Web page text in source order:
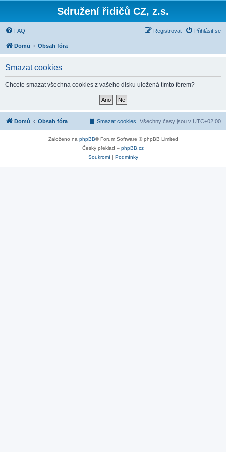
Sdružení řidičů CZ, z.s.
FAQ Přihlásit se
Registrovat
Domů Obsah fóra
Smazat cookies
Chcete smazat všechna cookies z vašeho disku uložená tímto fórem?
Domů Obsah fóra Všechny časy jsou v UTC+02:00
Smazat cookies
Založeno na phpBB® Forum Software © phpBB Limited
Český překlad – phpBB.cz
Soukromí| Podmínky